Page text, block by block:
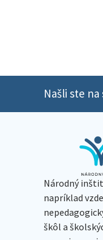
Našli ste
Národný
napríklad
škôl a